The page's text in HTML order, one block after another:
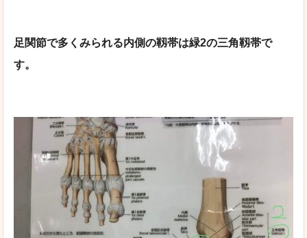
足関節で多くみられる内側の靱帯は緑2の三角靱帯で
す。